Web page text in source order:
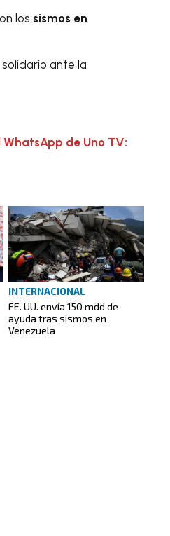
los sismos en
ante la
de Uno TV:
INTERNACIONAL
EE. UU. envía 150 mdd de
ayuda tras sismos en
Venezuela